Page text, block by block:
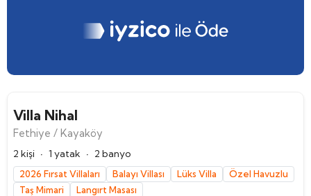
Villa Nihal
Fethiye / Kayaköy
2 kişi · 1 yatak · 2 banyo
2026 Fırsat Villaları Balayı Villası Lüks Villa
Özel Havuzlu
Taş Mimari
Langırt Masası